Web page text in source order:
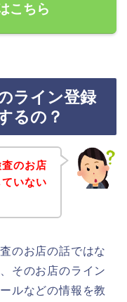
こちら
ライン登録
るの？
のお店
いない
のお店の話ではな
そのお店のライン
ルなどの情報を教